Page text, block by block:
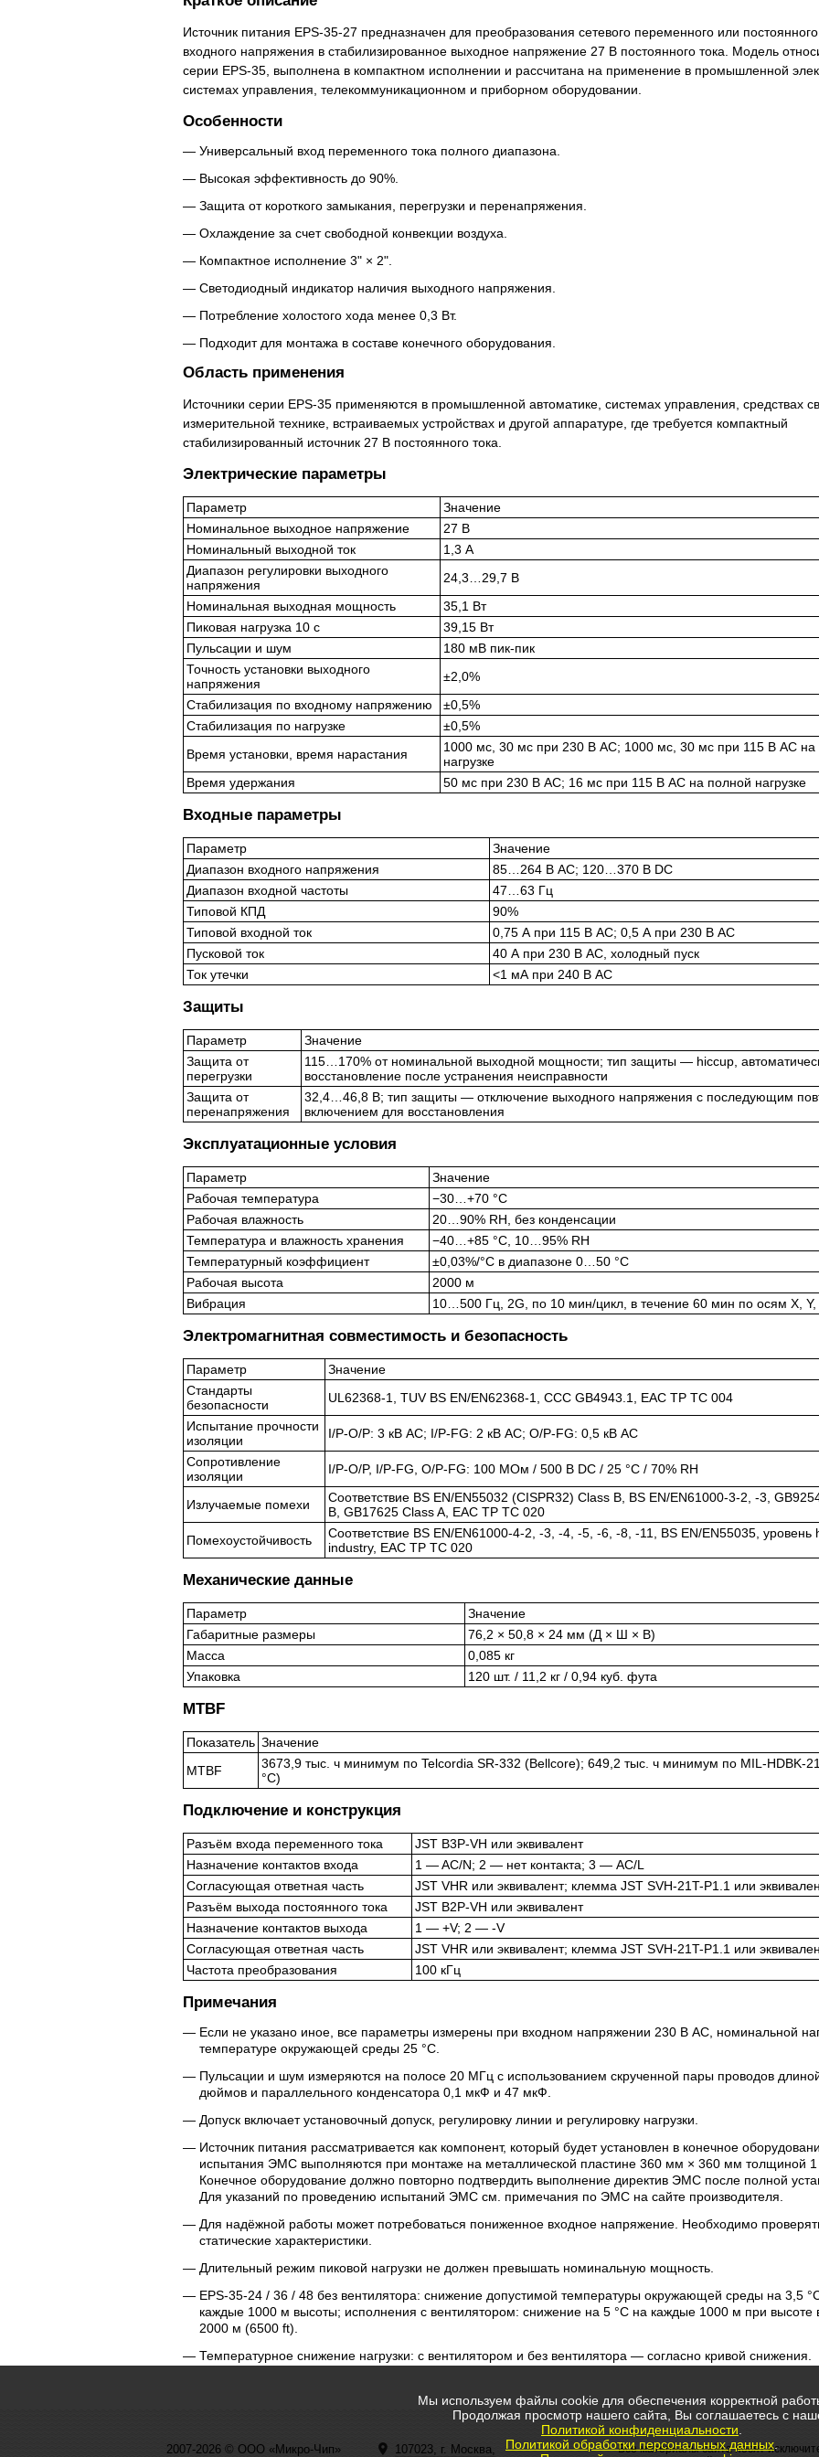
Источник питания EPS-35-27 предназначен для преобразования сетевого переменного или постоянного
входного напряжения в стабилизированное выходное напряжение 27 В постоянного тока. Модель
серии EPS-35, выполнена в компактном исполнении и рассчитана на применение в промышленной
системах управления, телекоммуникационном и приборном оборудовании.
Особенности
Универсальный вход переменного тока полного диапазона.
Высокая эффективность до 90%.
Защита от короткого замыкания, перегрузки и перенапряжения.
Охлаждение за счет свободной конвекции воздуха.
Компактное исполнение 3" × 2".
Светодиодный индикатор наличия выходного напряжения.
Потребление холостого хода менее 0,3 Вт.
Подходит для монтажа в составе конечного оборудования.
Область применения
Источники серии EPS-35 применяются в промышленной автоматике, системах управления, средствах
измерительной технике, встраиваемых устройствах и другой аппаратуре, где требуется компактный
стабилизированный источник 27 В постоянного тока.
Электрические параметры
Параметр
Значение
Номинальное выходное напряжение
27 В
Номинальный выходной ток
1,3 А
Диапазон регулировки выходного
напряжения
24,3…29,7 В
Номинальная выходная мощность
35,1 Вт
Пиковая нагрузка 10 с
39,15 Вт
Пульсации и шум
180 мВ пик-пик
Точность установки выходного
напряжения
±2,0%
Стабилизация по входному напряжению
±0,5%
Стабилизация по нагрузке
±0,5%
Время установки, время нарастания
1000 мс, 30 мс при 230 В AC; 1000 мс, 30 мс при 115 В AC на
нагрузке
Время удержания
50 мс при 230 В AC; 16 мс при 115 В AC на полной нагрузке
Входные параметры
Параметр
Значение
Диапазон входного напряжения
85…264 В AC; 120…370 В DC
Диапазон входной частоты
47…63 Гц
Типовой КПД
90%
Типовой входной ток
0,75 А при 115 В AC; 0,5 А при 230 В AC
Пусковой ток
40 А при 230 В AC, холодный пуск
Ток утечки
<1 мА при 240 В AC
Защиты
Параметр
Значение
Защита от
перегрузки
115…170% от номинальной выходной мощности; тип защиты — hiccup,
восстановление после устранения неисправности
Защита от
перенапряжения
32,4…46,8 В; тип защиты — отключение выходного напряжения с последующим
включением для восстановления
Эксплуатационные условия
Параметр
Значение
Рабочая температура
−30…+70 °C
Рабочая влажность
20…90% RH, без конденсации
Температура и влажность хранения
−40…+85 °C, 10…95% RH
Температурный коэффициент
±0,03%/°C в диапазоне 0…50 °C
Рабочая высота
2000 м
Вибрация
10…500 Гц, 2G, по 10 мин/цикл, в течение 60 мин по осям X, Y,
Электромагнитная совместимость и безопасность
Параметр
Значение
Стандарты
безопасности
UL62368-1, TUV BS EN/EN62368-1, CCC GB4943.1, EAC TP TC 004
Испытание прочности
изоляции
I/P-O/P: 3 кВ AC; I/P-FG: 2 кВ AC; O/P-FG: 0,5 кВ AC
Сопротивление
изоляции
I/P-O/P, I/P-FG, O/P-FG: 100 МОм / 500 В DC / 25 °C / 70% RH
Излучаемые помехи
Соответствие BS EN/EN55032 (CISPR32) Class B, BS EN/EN61000-3-2, -3,
B, GB17625 Class A, EAC TP TC 020
Помехоустойчивость
Соответствие BS EN/EN61000-4-2, -3, -4, -5, -6, -8, -11, BS EN/EN55035, уровень
industry, EAC TP TC 020
Механические данные
Параметр
Значение
Габаритные размеры
76,2 × 50,8 × 24 мм (Д × Ш × В)
Масса
0,085 кг
Упаковка
120 шт. / 11,2 кг / 0,94 куб. фута
MTBF
Показатель Значение
MTBF
3673,9 тыс. ч минимум по Telcordia SR-332 (Bellcore); 649,2 тыс. ч минимум по MIL-HDBK-
°C)
Подключение и конструкция
Разъём входа переменного тока
JST B3P-VH или эквивалент
Назначение контактов входа
1 — AC/N; 2 — нет контакта; 3 — AC/L
Согласующая ответная часть
JST VHR или эквивалент; клемма JST SVH-21T-P1.1 или
Разъём выхода постоянного тока
JST B2P-VH или эквивалент
Назначение контактов выхода
1 — +V; 2 — -V
Согласующая ответная часть
JST VHR или эквивалент; клемма JST SVH-21T-P1.1 или
Частота преобразования
100 кГц
Примечания
Если не указано иное, все параметры измерены при входном напряжении 230 В AC, номинальной
температуре окружающей среды 25 °C.
Пульсации и шум измеряются на полосе 20 МГц с использованием скрученной пары проводов
дюймов и параллельного конденсатора 0,1 мкФ и 47 мкФ.
Допуск включает установочный допуск, регулировку линии и регулировку нагрузки.
Источник питания рассматривается как компонент, который будет установлен в конечное
испытания ЭМС выполняются при монтаже на металлической пластине 360 мм × 360 мм толщиной 1
Конечное оборудование должно повторно подтвердить выполнение директив ЭМС после полной
Для указаний по проведению испытаний ЭМС см. примечания по ЭМС на сайте производителя.
Для надёжной работы может потребоваться пониженное входное напряжение. Необходимо
статические характеристики.
Длительный режим пиковой нагрузки не должен превышать номинальную мощность.
EPS-35-24 / 36 / 48 без вентилятора: снижение допустимой температуры окружающей среды на 3,5
каждые 1000 м высоты; исполнения с вентилятором: снижение на 5 °C на каждые 1000 м при
2000 м (6500 ft).
Температурное снижение нагрузки: с вентилятором и без вентилятора — согласно кривой снижения.
2007-2026 © ООО «Микро-Чип»
107023, г. Москва,
Все материалы сайта носят
Мы используем файлы cookie для обеспечения корректной
Продолжая просмотр нашего сайта, Вы соглашаетесь с
Политикой конфиденциальности
Политикой обработки персональных данных.